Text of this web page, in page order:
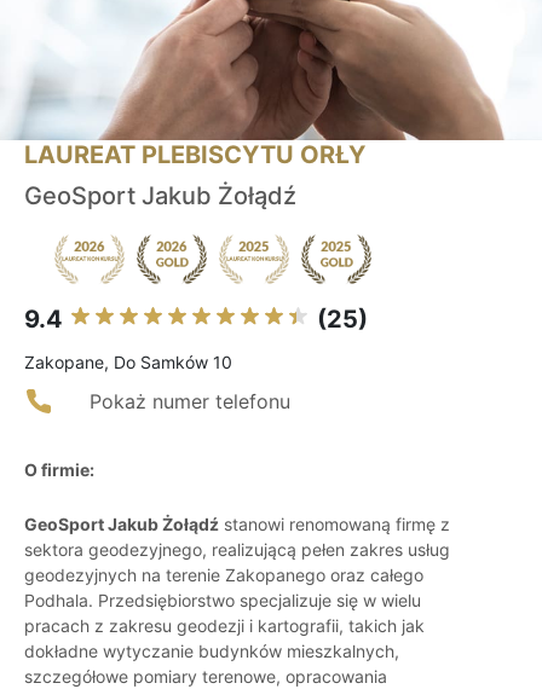
LAUREAT PLEBISCYTU ORŁY
GeoSport Jakub Żołądź
9.4 (25)
Zakopane, Do Samków 10
Pokaż numer telefonu
O firmie:
GeoSport Jakub Żołądź stanowi renomowaną firmę z
sektora geodezyjnego, realizującą pełen zakres usług
geodezyjnych na terenie Zakopanego oraz całego
Podhala. Przedsiębiorstwo specjalizuje się w wielu
pracach z zakresu geodezji i kartografii, takich jak
dokładne wytyczanie budynków mieszkalnych,
szczegółowe pomiary terenowe, opracowania